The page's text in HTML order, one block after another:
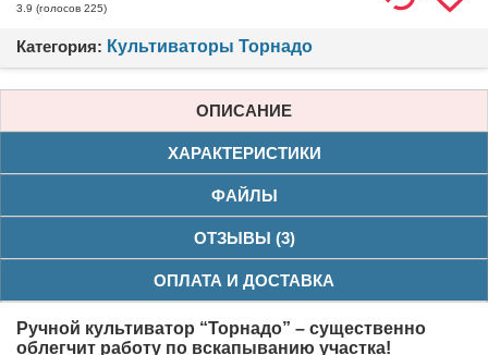
3.9 (голосов 225)
Категория: Культиваторы Торнадо
ОПИСАНИЕ
ХАРАКТЕРИСТИКИ
ФАЙЛЫ
ОТЗЫВЫ (3)
ОПЛАТА И ДОСТАВКА
Ручной культиватор “Торнадо” – существенно
облегчит работу по вскапыванию участка!